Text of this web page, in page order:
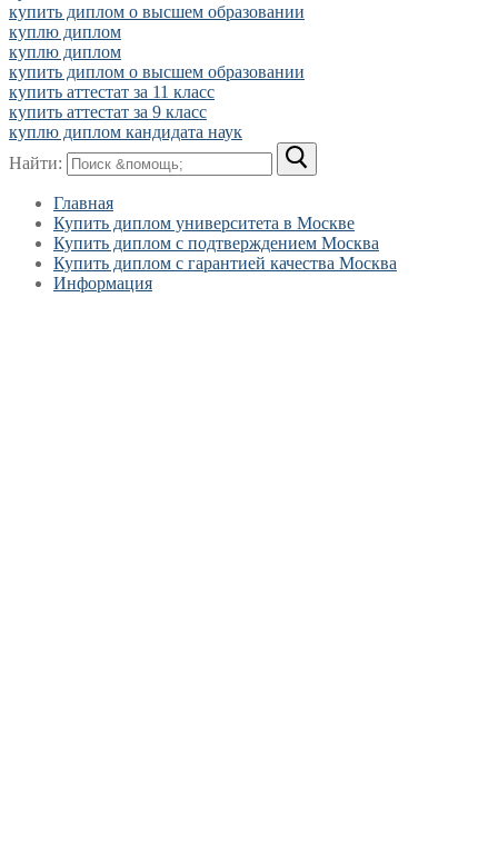
купить диплом о высшем образовании
куплю диплом
куплю диплом
купить диплом о высшем образовании
купить аттестат за 11 класс
купить аттестат за 9 класс
куплю диплом кандидата наук
Найти:
Главная
Купить диплом университета в Москве
Купить диплом с подтверждением Москва
Купить диплом с гарантией качества Москва
Информация